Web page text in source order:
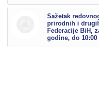
Sažetak
prirodnih i
Federacije BiH,
godine, do 10:00